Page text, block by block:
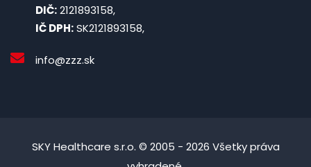
DIČ:2121893158,
IČ DPH:SK2121893158,
info@zzz.sk
SKY Healthcare s.r.o. © 2005 - 2026 Všetky práva